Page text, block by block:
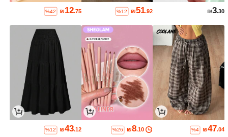
₪3.30
₪51.92
%12
₪12.75
%42
₪47.04
%4
₪8.10
%26
₪43.12
%12